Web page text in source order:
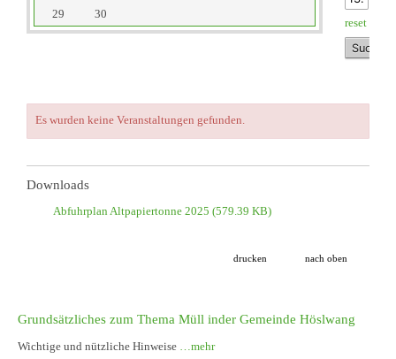
29
30
reset
Es wurden keine Veranstaltungen gefunden.
Downloads
Abfuhrplan Altpapiertonne 2025 (579.39 KB)
drucken nach oben
Grundsätzliches zum Thema Müll inder Gemeinde Höslwang
Wichtige und nützliche Hinweise …mehr